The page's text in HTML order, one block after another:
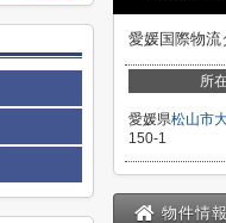
愛媛国際物流
所
愛媛県松山市
150-1
物件情報